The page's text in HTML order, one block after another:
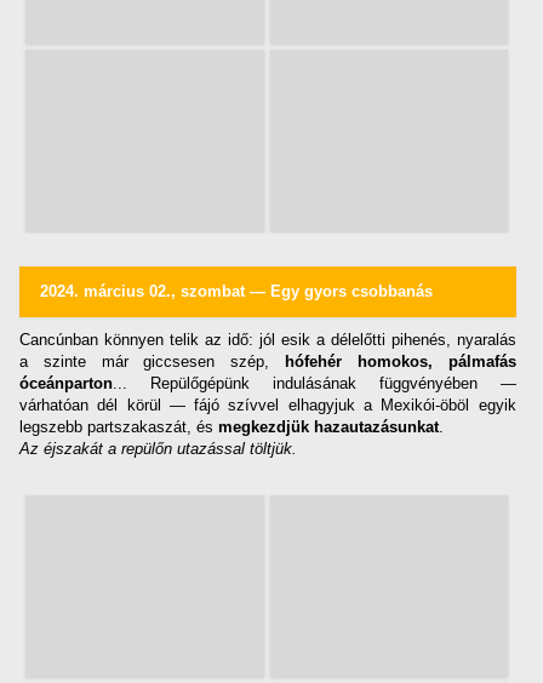
2024. március 02., szombat — Egy gyors csobbanás
Cancúnban könnyen telik az idő: jól esik a délelőtti pihenés, nyaralás
a szinte már giccsesen szép, hófehér homokos, pálmafás
óceánparton ... Repülőgépünk indulásának függvényében —
várhatóan dél körül — fájó szívvel elhagyjuk a Mexikói-öböl egyik
legszebb partszakaszát, és megkezdjük hazautazásunkat
Az éjszakát a repülőn utazással töltjük.